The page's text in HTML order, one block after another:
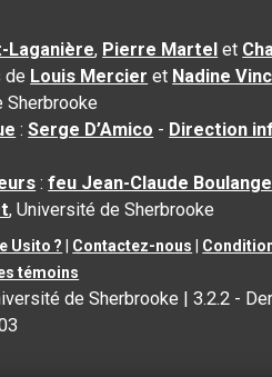
Laganière, Pierre Martel et
de Louis Mercier et Nadine
Sherbrooke
:Serge D’Amico - Direction
:feu Jean-Claude
, Université de Sherbrooke
Usito ? Contactez-nous
témoins
de Sherbrooke |3.2.2 -